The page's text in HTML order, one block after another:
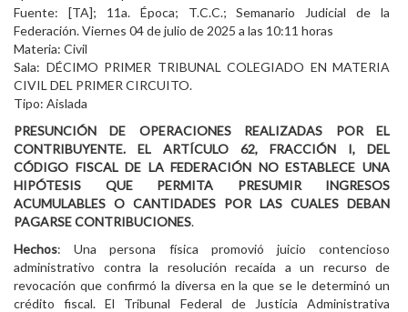
Fuente: [TA]; 11a. Época; T.C.C.; Semanario Judicial de la
Federación. Viernes 04 de julio de 2025 a las 10:11 horas
Materia: Civil
Sala: DÉCIMO PRIMER TRIBUNAL COLEGIADO EN MATERIA
CIVIL DEL PRIMER CIRCUITO.
Tipo: Aislada
PRESUNCIÓN DE OPERACIONES REALIZADAS POR EL
CONTRIBUYENTE. EL ARTÍCULO 62, FRACCIÓN I, DEL
CÓDIGO FISCAL DE LA FEDERACIÓN NO ESTABLECE UNA
HIPÓTESIS QUE PERMITA PRESUMIR INGRESOS
ACUMULABLES O CANTIDADES POR LAS CUALES DEBAN
PAGARSE CONTRIBUCIONES.
Hechos: Una persona física promovió juicio contencioso
administrativo contra la resolución recaída a un recurso de
revocación que confirmó la diversa en la que se le determinó un
crédito fiscal. El Tribunal Federal de Justicia Administrativa